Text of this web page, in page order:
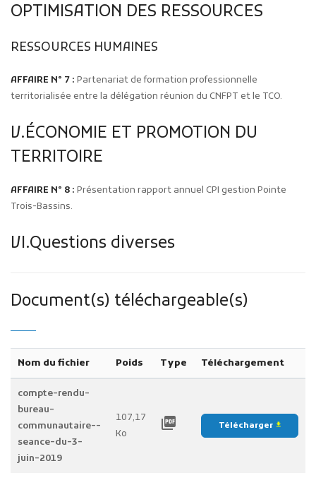
OPTIMISATION DES RESSOURCES
RESSOURCES HUMAINES
AFFAIRE N° 7 : Partenariat de formation professionnelle
territorialisée entre la délégation réunion du CNFPT et le TCO.
V.ÉCONOMIE ET PROMOTION DU
TERRITOIRE
AFFAIRE N° 8 : Présentation rapport annuel CPI gestion Pointe
Trois-Bassins.
VI.Questions diverses
Document(s) téléchargeable(s)
Nom du fichier Poids Type Téléchargement
compte-rendu-
bureau-
communautaire--
seance-du-3-
juin-2019
107,17
Ko
picture_as_pdf Télécharger file_download